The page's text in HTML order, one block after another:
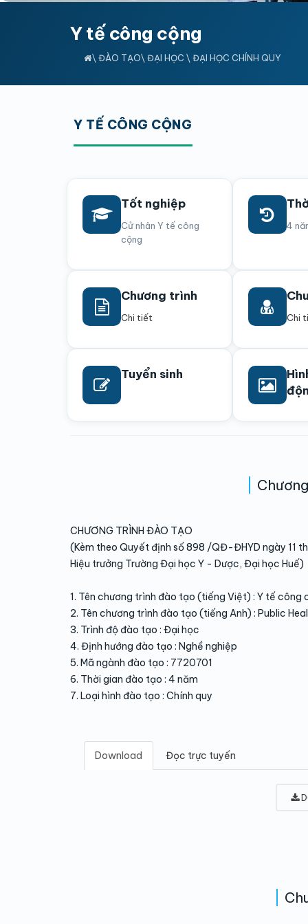
Y tế công cộng
\ ĐÀO TẠO\ ĐẠI HỌC \ ĐẠI HỌC CHÍNH QUY
Y TẾ CÔNG CỘNG
Tốt nghiệp
Cử nhân Y tế công
cộng
4
Chương trình
Chi tiết Chi
Tuyển sinh
CHƯƠNG TRÌNH ĐÀO TẠO
(Kèm theo Quyết định số 898 /QĐ-ĐHYD ngày 11
Hiệu trưởng Trường Đại học Y - Dược, Đại học Huế)
1. Tên chương trình đào tạo (tiếng Việt) : Y tế công
2. Tên chương trình đào tạo (tiếng Anh) : Public
3. Trình độ đào tạo : Đại học
4. Định hướng đào tạo : Nghề nghiệp
5. Mã ngành đào tạo : 7720701
6. Thời gian đào tạo : 4 năm
7. Loại hình đào tạo : Chính quy
Download Đọc trực tuyến